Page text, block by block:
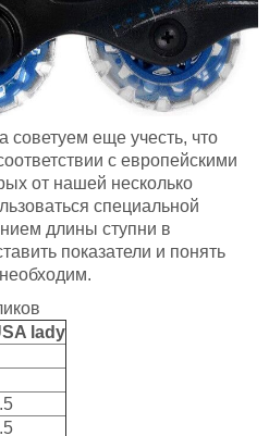
советуем еще учесть, что
с европейскими
от нашей несколько
специальной
длины ступни в
показатели и понять
lady